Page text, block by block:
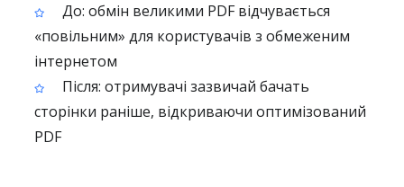
До: обмін великими PDF відчувається
«повільним» для користувачів з обмеженим
інтернетом
Після: отримувачі зазвичай бачать
сторінки раніше, відкриваючи оптимізований
PDF